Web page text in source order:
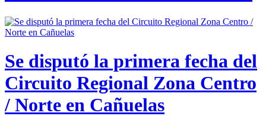
Se disputó la primera fecha del
Circuito Regional Zona Centro
/ Norte en Cañuelas